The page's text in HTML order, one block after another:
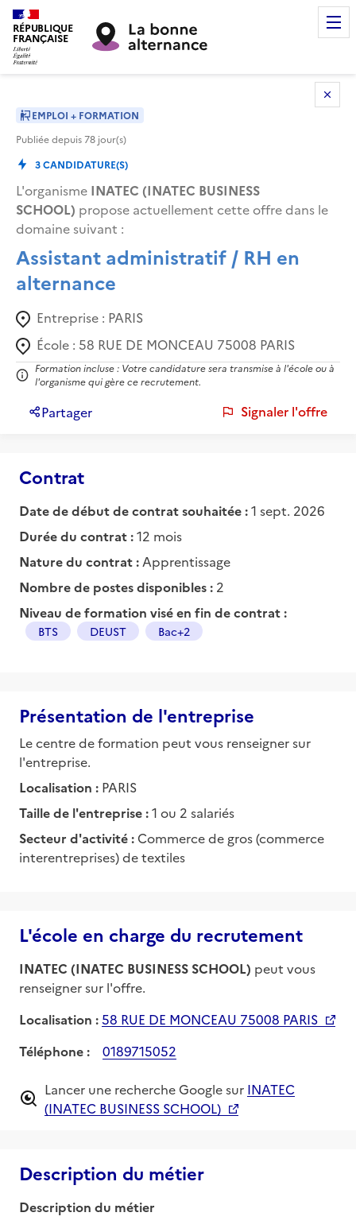
RÉPUBLIQUE
FRANÇAISE
EMPLOI + FORMATION
Publiée depuis78 jour(s)
3CANDIDATURE(S)
L'organisme INATEC (INATEC BUSINESS
SCHOOL) propose actuellement cette offre dans le
domaine suivant :
Assistant administratif / RH en
alternance
Entreprise : PARIS
École : 58 RUE DE MONCEAU 75008 PARIS
Formation incluse : Votre candidature sera transmise à l'école ou à
l'organisme qui gère ce recrutement.
Partager Signaler l'offre
Contrat
Date de début de contrat souhaitée :1 sept. 2026
Durée du contrat :12 mois
Nature du contrat : Apprentissage
Nombre de postes disponibles : 2
Niveau de formation visé en fin de contrat :
BTS DEUST Bac+2
Présentation de l'entreprise
Le centre de formation peut vous renseigner sur
l'entreprise.
Localisation : PARIS
Taille de l'entreprise :1 ou 2 salariés
Secteur d'activité : Commerce de gros (commerce
interentreprises) de textiles
L'école en charge du recrutement
INATEC (INATEC BUSINESS SCHOOL) peut vous
renseigner sur l'offre.
Localisation :58 RUE DE MONCEAU 75008 PARIS
Téléphone :
0189715052
Lancer une recherche Google sur INATEC
(INATEC BUSINESS SCHOOL)
Description du métier
Description du métier